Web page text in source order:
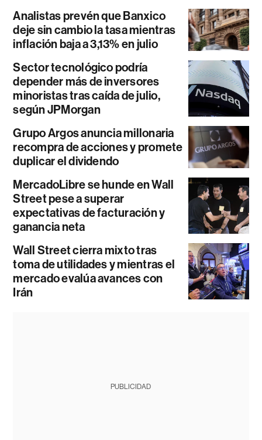
Analistas prevén que Banxico
deje sin cambio la tasa mientras
inflación baja a 3,13% en julio
Sector tecnológico podría
depender más de inversores
minoristas tras caída de julio,
según JPMorgan
Grupo Argos anuncia millonaria
recompra de acciones y promete
duplicar el dividendo
MercadoLibre se hunde en Wall
Street pese a superar
expectativas de facturación y
ganancia neta
Wall Street cierra mixto tras
toma de utilidades y mientras el
mercado evalúa avances con
Irán
PUBLICIDAD